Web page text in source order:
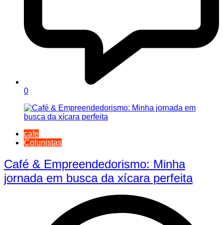
0
cafe
Colunistas
Café & Empreendedorismo: Minha
jornada em busca da xícara perfeita